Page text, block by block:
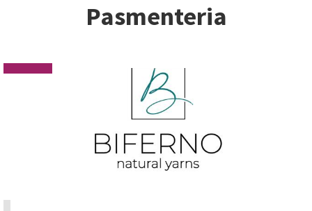
Pasmenteria